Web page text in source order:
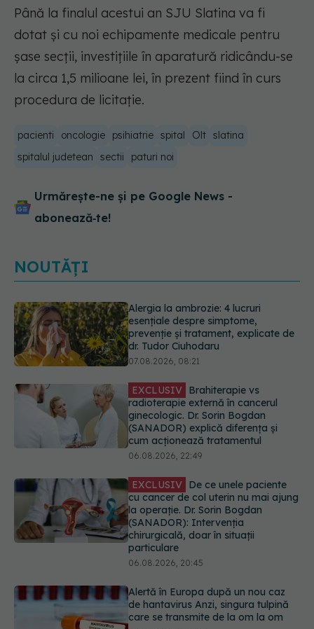
Până la finalul acestui an SJU Slatina va fi
dotat şi cu noi echipamente medicale pentru
şase secţii, investiţiile în aparatură ridicându-se
la circa 1,5 milioane lei, în prezent fiind în curs
procedura de licitaţie.
pacienti oncologie psihiatrie spital Olt slatina
spitalul judetean
sectii paturi noi
Urmărește-ne și pe Google News -
abonează‑te!
NOUTĂȚI
EXCLUSIV Brahiterapie vs
radioterapie externă în cancerul
ginecologic. Dr. Sorin Bogdan
cum acționează tratamentul
06.08.2026, 22:49
EXCLUSIV De ce unele paciente
cu cancer de col uterin nu mai ajung
la operație. Dr. Sorin Bogdan
(SANADOR): Intervenția
chirurgicală, doar în situații
06.08.2026, 20:45
Alertă în Europa după un nou caz
de hantavirus Anzi, singura tulpină
care se transmite de la om la om
06.08.2026, 20:06
Mii de angajați din Sănătate ar
putea primi salarii mai mari.
Sindicatele cer schimbarea legii